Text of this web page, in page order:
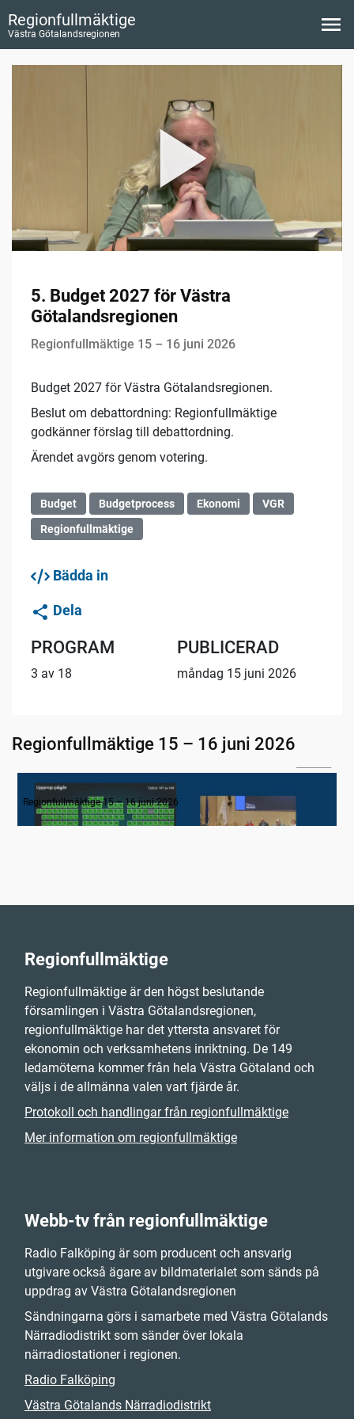
Regionfullmäktige
Västra Götalandsregionen
5. Budget 2027 för Västra
Götalandsregionen
Regionfullmäktige 15 – 16 juni 2026
Budget 2027 för Västra Götalandsregionen.
Beslut om debattordning: Regionfullmäktige
godkänner förslag till debattordning.
Ärendet avgörs genom votering.
Budget Budgetprocess Ekonomi
VGR
Regionfullmäktige
Bädda in
Dela
PROGRAM
3 av 18
PUBLICERAD
måndag 15 juni 2026
Regionfullmäktige 15 – 16 juni 2026
1-3. Inledning
Regionfullmäktige 15 – 16 juni 2026
Regionfullmäktige
Regionfullmäktige är den högst beslutande
församlingen i Västra Götalandsregionen,
regionfullmäktige har det yttersta ansvaret för
ekonomin och verksamhetens inriktning. De 149
ledamöterna kommer från hela Västra Götaland och
väljs i de allmänna valen vart fjärde år.
Protokoll och handlingar från regionfullmäktige
Mer information om regionfullmäktige
Webb-tv från regionfullmäktige
Radio Falköping är som producent och ansvarig
utgivare också ägare av bildmaterialet som sänds på
uppdrag av Västra Götalandsregionen
Sändningarna görs i samarbete med Västra Götalands
Närradiodistrikt som sänder över lokala
närradiostationer i regionen.
Radio Falköping
Västra Götalands Närradiodistrikt